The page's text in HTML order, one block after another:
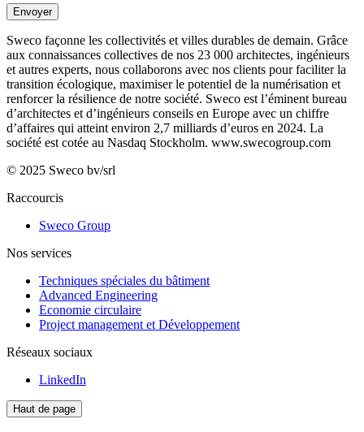
Envoyer
Sweco façonne les collectivités et villes durables de demain. Grâce
aux connaissances collectives de nos 23 000 architectes, ingénieurs
et autres experts, nous collaborons avec nos clients pour faciliter la
transition écologique, maximiser le potentiel de la numérisation et
renforcer la résilience de notre société. Sweco est l’éminent bureau
d’architectes et d’ingénieurs conseils en Europe avec un chiffre
d’affaires qui atteint environ 2,7 milliards d’euros en 2024. La
société est cotée au Nasdaq Stockholm. www.swecogroup.com
© 2025 Sweco bv/srl
Raccourcis
Sweco Group
Nos services
Techniques spéciales du bâtiment
Advanced Engineering
Economie circulaire
Project management et Développement
Réseaux sociaux
LinkedIn
Haut de page